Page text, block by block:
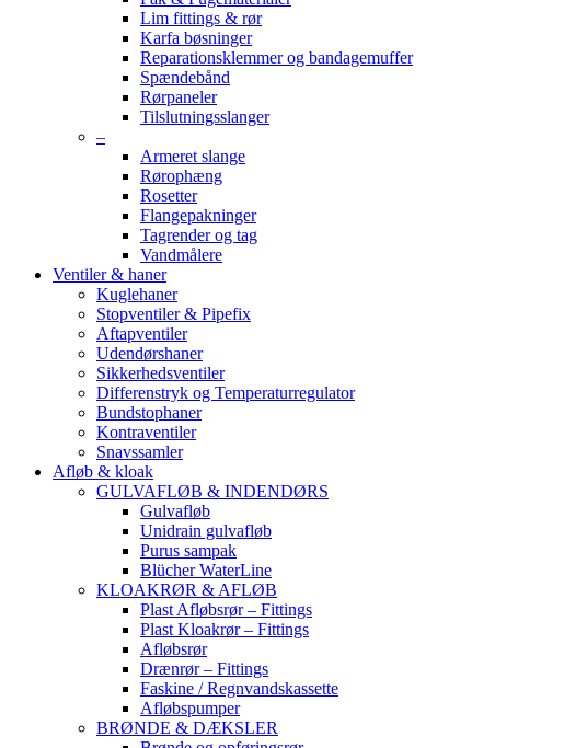
Lim fittings & rør
Karfa bøsninger
Reparationsklemmer og bandagemuffer
Spændebånd
Rørpaneler
Tilslutningsslanger
–
Armeret slange
Rørophæng
Rosetter
Flangepakninger
Tagrender og tag
Vandmålere
Ventiler & haner
Kuglehaner
Stopventiler & Pipefix
Aftapventiler
Udendørshaner
Sikkerhedsventiler
Differenstryk og Temperaturregulator
Bundstophaner
Kontraventiler
Snavssamler
Afløb & kloak
GULVAFLØB & INDENDØRS
Gulvafløb
Unidrain gulvafløb
Purus sampak
Blücher WaterLine
KLOAKRØR & AFLØB
Plast Afløbsrør – Fittings
Plast Kloakrør – Fittings
Afløbsrør
Drænrør – Fittings
Faskine / Regnvandskassette
Afløbspumper
BRØNDE & DÆKSLER